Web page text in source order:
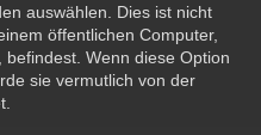
auswählen. Dies ist nicht
öffentlichen Computer,
Wenn diese Option
sie vermutlich von der